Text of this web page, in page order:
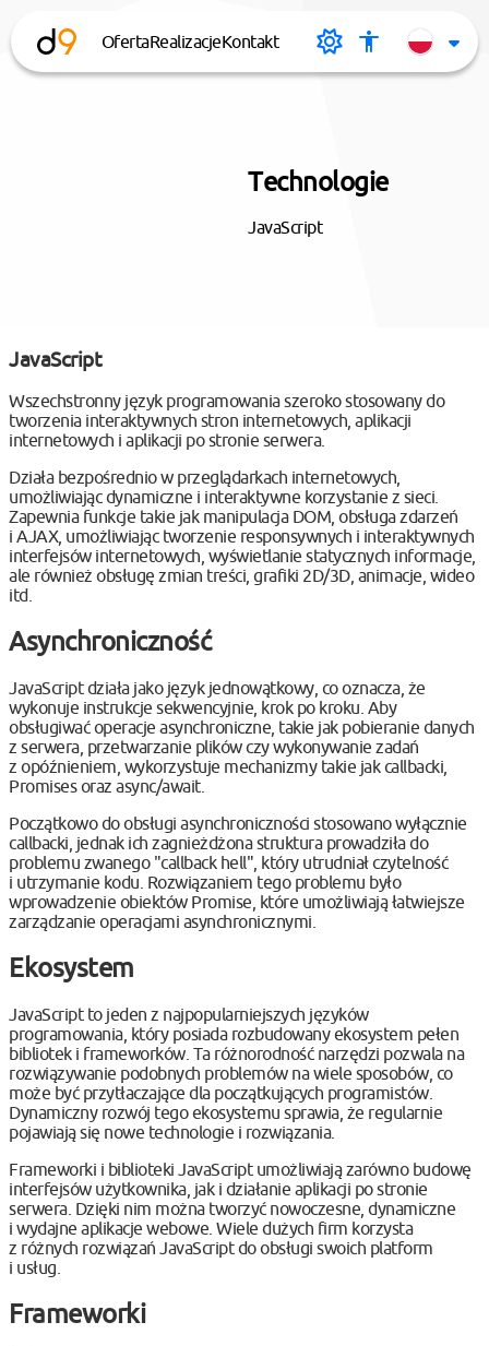
Technologie
JavaScript
desi9n.pl
OfertaRealizacjeKontakt
Menu
Tryb
ciemny
JavaScript
Wszechstronny język programowania szeroko stosowany do
tworzenia interaktywnych stron internetowych, aplikacji
internetowych i aplikacji po stronie serwera.
Działa bezpośrednio w przeglądarkach internetowych,
umożliwiając dynamiczne i interaktywne korzystanie z sieci.
Zapewnia funkcje takie jak manipulacja DOM, obsługa zdarzeń
i AJAX, umożliwiając tworzenie responsywnych i interaktywnych
interfejsów internetowych, wyświetlanie statycznych informacje,
ale również obsługę zmian treści, grafiki 2D/3D, animacje, wideo
itd.
Asynchroniczność
JavaScript działa jako język jednowątkowy, co oznacza, że
wykonuje instrukcje sekwencyjnie, krok po kroku. Aby
obsługiwać operacje asynchroniczne, takie jak pobieranie danych
z serwera, przetwarzanie plików czy wykonywanie zadań
z opóźnieniem, wykorzystuje mechanizmy takie jak callbacki,
Promises oraz async/await.
Początkowo do obsługi asynchroniczności stosowano wyłącznie
callbacki, jednak ich zagnieżdżona struktura prowadziła do
problemu zwanego "callback hell", który utrudniał czytelność
i utrzymanie kodu. Rozwiązaniem tego problemu było
wprowadzenie obiektów Promise, które umożliwiają łatwiejsze
zarządzanie operacjami asynchronicznymi.
Ekosystem
JavaScript to jeden z najpopularniejszych języków
programowania, który posiada rozbudowany ekosystem pełen
bibliotek i frameworków. Ta różnorodność narzędzi pozwala na
rozwiązywanie podobnych problemów na wiele sposobów, co
może być przytłaczające dla początkujących programistów.
Dynamiczny rozwój tego ekosystemu sprawia, że regularnie
pojawiają się nowe technologie i rozwiązania.
Frameworki i biblioteki JavaScript umożliwiają zarówno budowę
interfejsów użytkownika, jak i działanie aplikacji po stronie
serwera. Dzięki nim można tworzyć nowoczesne, dynamiczne
i wydajne aplikacje webowe. Wiele dużych firm korzysta
z różnych rozwiązań JavaScript do obsługi swoich platform
i usług.
Frameworki